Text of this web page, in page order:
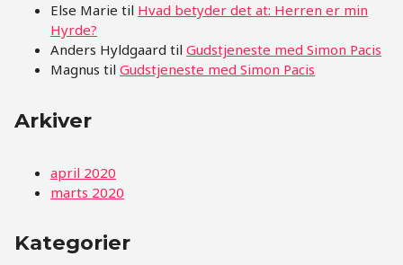
Else Marie til Hvad betyder det at: Herren er min
Hyrde?
Anders Hyldgaard tilGudstjeneste med Simon Pacis
Magnus tilGudstjeneste med Simon Pacis
Arkiver
april 2020
marts 2020
Kategorier